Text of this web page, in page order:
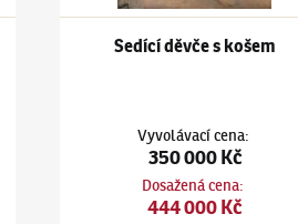
Sedící děvče s košem
Vyvolávací cena:
350 000 Kč
Dosažená cena:
444 000 Kč